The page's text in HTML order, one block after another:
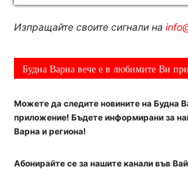
Изпращайте своите сигнали на
Будна Варна вече е в любимите Ви
Можете да следите новините на Будна
приложение! Бъдете информирани за
Варна и региона!
Абонирайте се за нашите канали във